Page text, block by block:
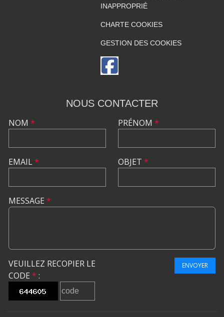
INAPPROPRIÉ
CHARTE COOKIES
GESTION DES COOKIES
NOUS CONTACTER
NOM *
EMAIL*
PRÉNOM *
OBJET *
MESSAGE *
VEUILLEZ RECOPIER LE
CODE * :
ENVOYER